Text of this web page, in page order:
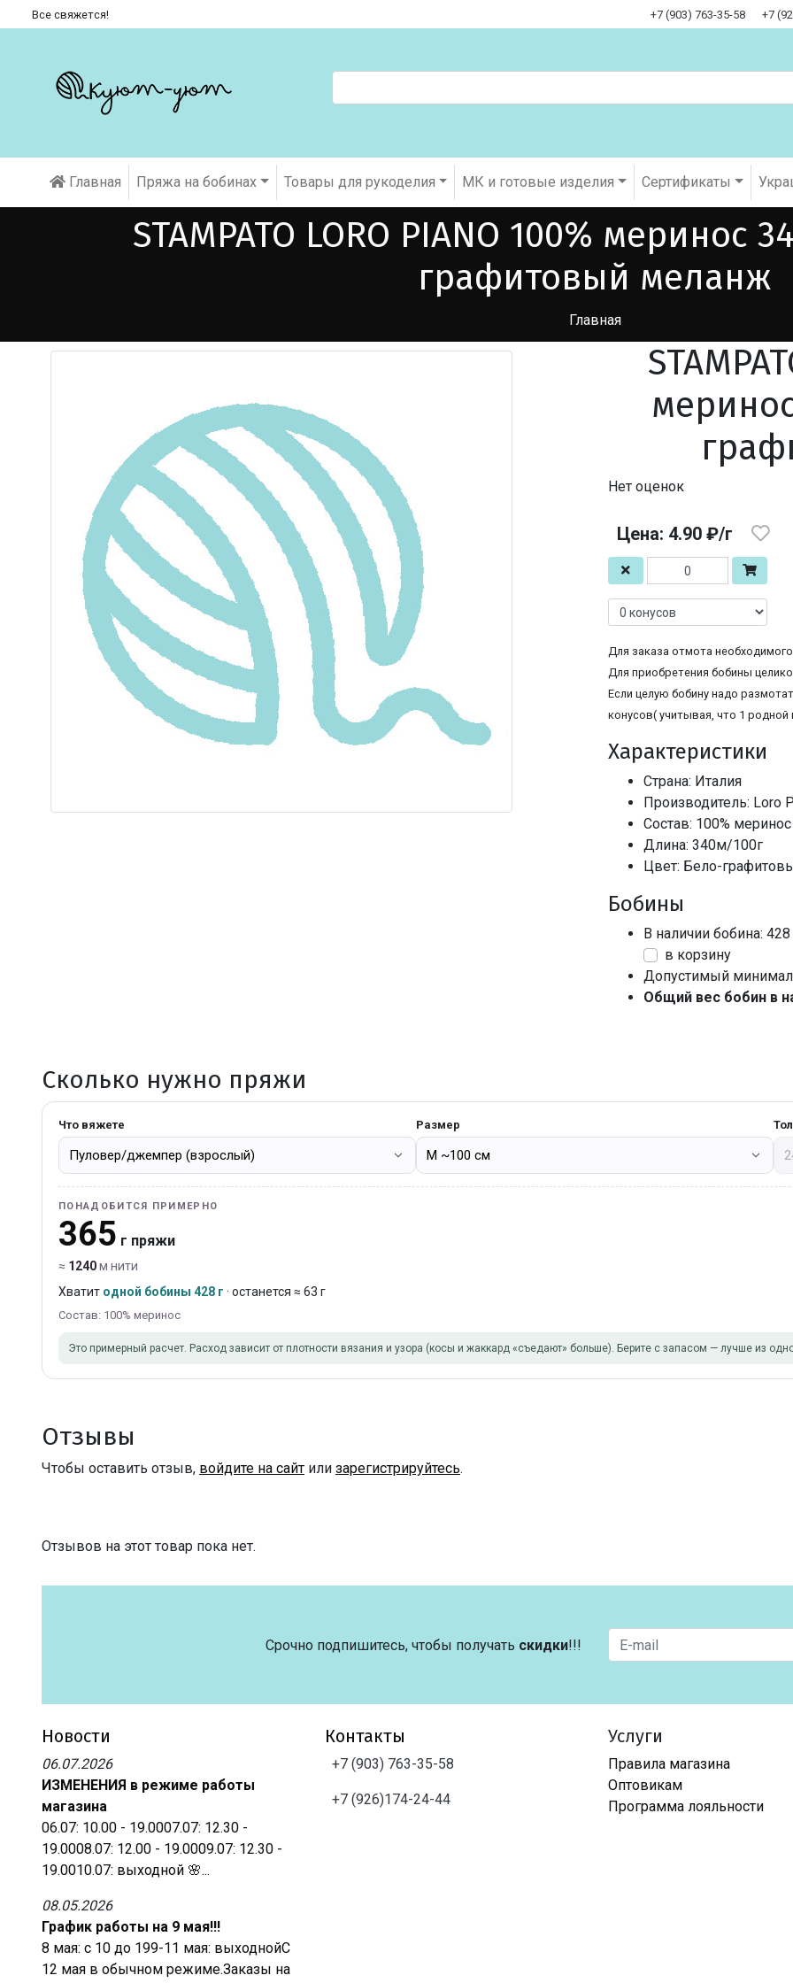
Все свяжется! +7 (903) 763-35-58 +7
Главная Пряжа на бобинах Товары для рукоделия МК и готовые изделия Cертификаты
STAMPATO LORO PIANO 100% меринос
графитовый меланж
Главная
Нет оценок
Цена: 4.90 ₽/г
Для заказа отмота
Для приобретения бобины
Если целую бобину надо
конусов( учитывая, что 1 родной
Характеристики
Страна: Италия
Производитель: Loro
Состав: 100% меринос
Длина: 340м/100г
Цвет: Бело-
Бобины
В наличии бобина: 428
в корзину
Допустимый
Общий вес бобин в
Сколько нужно пряжи
Что вяжете Размер
ПОНАДОБИТСЯ ПРИМЕРНО
365 г пряжи
≈ 1240м нити
Хватит одной бобины 428 г · останется ≈ 63 г
Состав: 100% меринос
Это примерный расчет. Расход зависит от плотности вязания и узора (косы и жаккард «съедают» больше). Берите с запасом — лучше из
Отзывы
Чтобы оставить отзыв, войдите на сайт или зарегистрируйтесь.
Отзывов на этот товар пока нет.
Срочно подпишитесь, чтобы получать скидки!!!
Новости
06.07.2026
ИЗМЕНЕНИЯ в режиме работы
магазина
06.07: 10.00 - 19.0007.07: 12.30 -
19.0008.07: 12.00 - 19.0009.07: 12.30 -
19.0010.07: выходной 🌸...
08.05.2026
График работы на 9 мая!!!
8 мая: с 10 до 199-11 мая: выходнойС
12 мая в обычном режиме.Заказы на
Контакты
+7 (903) 763-35-58
+7 (926)174-24-44
Услуги
Правила магазина
Оптовикам
Программа лояльности